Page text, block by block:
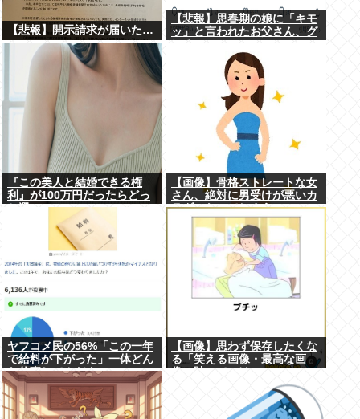
【悲報】開示請求が届いた…
【悲報】思春期の娘に「キモ
ッ」と言われたお父さん、グ
『この美人と結婚できる権
利』が100万円だったらどっ
ち選ぶwww
【画像】骨格ストレートな女
さん、絶対に男受けが悪いカ
ラダになってしまうｗｗｗ
ヤフコメ民の56%「この一年
で給料が下がった」一体どん
な仕事してんだよこいつ
ら！？
【画像】思わず保存したくな
る「笑える画像・最高な画